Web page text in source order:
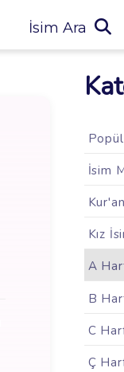
İsim Ara
İsim
Kız
A
B
C
Ç